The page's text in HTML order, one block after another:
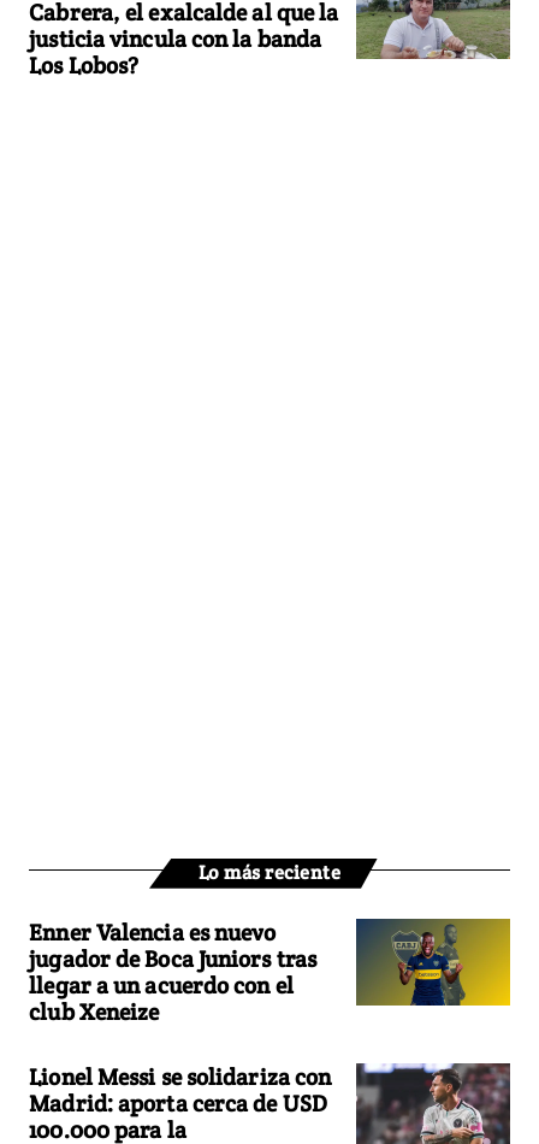
Cabrera, el exalcalde al que la
justicia vincula con la banda
Los Lobos?
Lo más reciente
Enner Valencia es nuevo
jugador de Boca Juniors tras
llegar a un acuerdo con el
club Xeneize
Lionel Messi se solidariza con
Madrid: aporta cerca de USD
100.000 para la